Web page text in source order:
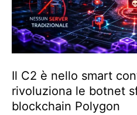
Il C2 è nello smart
rivoluziona le botnet
blockchain Polygon